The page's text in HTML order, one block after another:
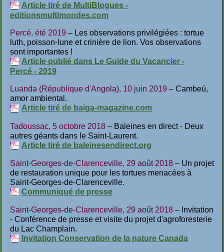
Article tiré de MultiBlogues -
editionsmultimondes.com
Percé, été 2019 – Les observations privilégiées : tortue
luth, poisson-lune et crinière de lion. Vos observations
sont importantes !
Article publié dans Le Guide du Vacancier -
Percé - 2019
Luanda (République d'Angola), 10 juin 2019 – Cambeú,
amor ambiental.
Article tiré de baiga-magazine.com
Tadoussac, 5 octobre 2018 – Baleines en direct - Deux
autres géants dans le Saint-Laurent.
Article tiré de baleinesendirect.org
Saint-Georges-de-Clarenceville, 29 août 2018 – Un projet
de restauration unique pour les tortues menacées à
Saint-Georges-de-Clarenceville.
Communiqué de presse
Saint-Georges-de-Clarenceville, 29 août 2018 – Invitation
- Conférence de presse et visite du projet d'agroforesterie
du Lac Champlain.
Invitation Conservation de la nature Canada